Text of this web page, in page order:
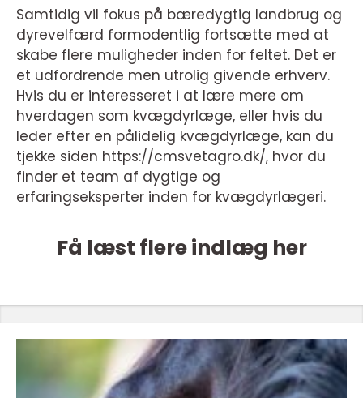
Samtidig vil fokus på bæredygtig landbrug og
dyrevelfærd formodentlig fortsætte med at
skabe flere muligheder inden for feltet. Det er
et udfordrende men utrolig givende erhverv.
Hvis du er interesseret i at lære mere om
hverdagen som kvægdyrlæge, eller hvis du
leder efter en pålidelig kvægdyrlæge, kan du
tjekke siden https://cmsvetagro.dk/, hvor du
finder et team af dygtige og
erfaringseksperter inden for kvægdyrlægeri.
Få læst flere indlæg her